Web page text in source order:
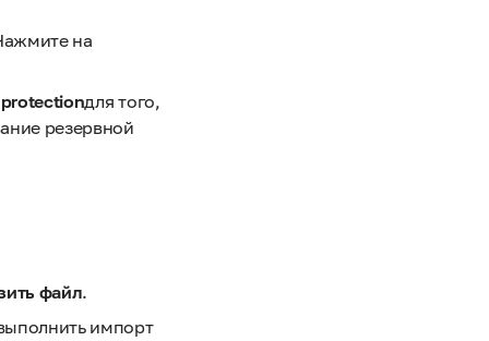
на
для того,
резервной
файл.
импорт